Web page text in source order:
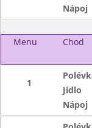
Nápoj
Menu Chod
1
Jídlo
Nápoj